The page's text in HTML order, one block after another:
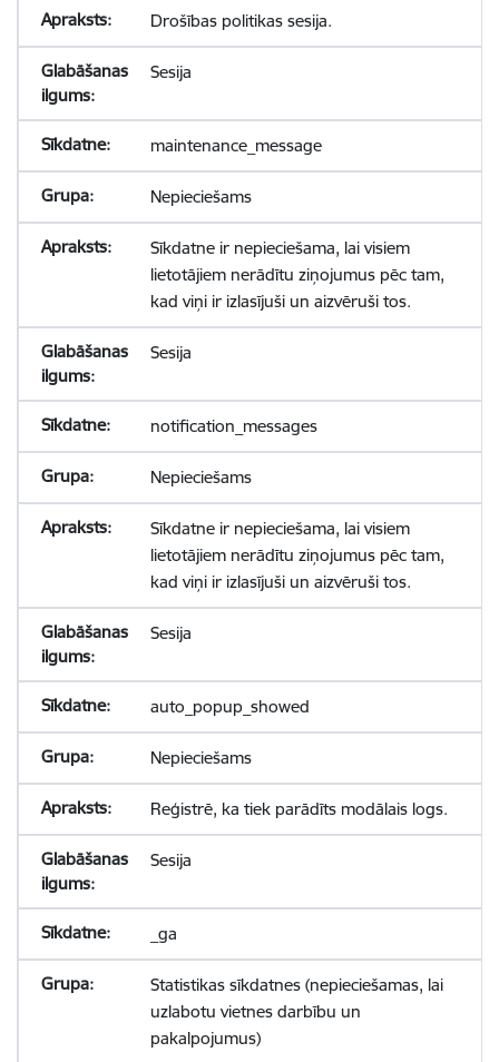
Drošības politikas sesija.
Sesija
maintenance_message
Nepieciešams
Sīkdatne ir nepieciešama, lai visiem
lietotājiem nerādītu ziņojumus pēc tam,
kad viņi ir izlasījuši un aizvēruši tos.
Sesija
notification_messages
Nepieciešams
Sīkdatne ir nepieciešama, lai visiem
lietotājiem nerādītu ziņojumus pēc tam,
kad viņi ir izlasījuši un aizvēruši tos.
Sesija
auto_popup_showed
Nepieciešams
Reģistrē, ka tiek parādīts modālais logs.
Sesija
_ga
Statistikas sīkdatnes (nepieciešamas, lai
uzlabotu vietnes darbību un
pakalpojumus)